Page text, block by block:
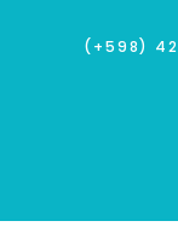
(+598)